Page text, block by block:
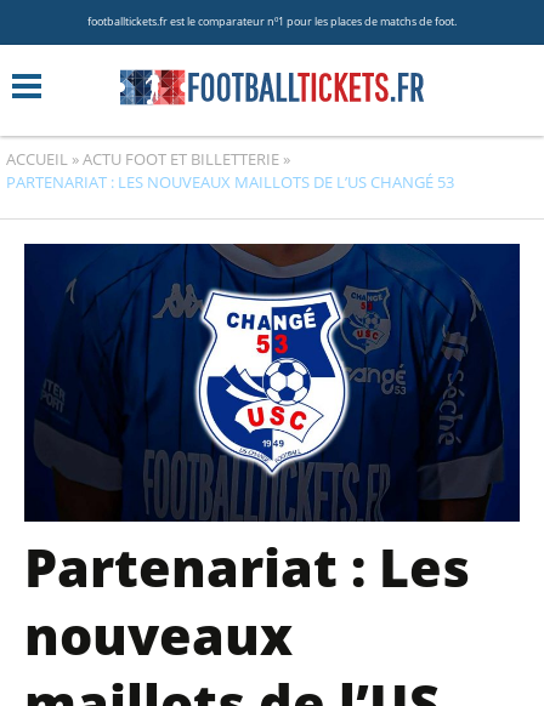
footballtickets.fr est le comparateur nº1 pour les places de matchs de foot.
ACCUEIL »ACTU FOOT ET BILLETTERIE »
PARTENARIAT : LES NOUVEAUX MAILLOTS DE L’US CHANGÉ 53
Partenariat : Les
nouveaux